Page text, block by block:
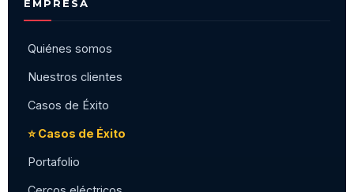
EMPRESA
Quiénes somos
Nuestros clientes
Casos de Éxito
⭐ Casos de Éxito
Portafolio